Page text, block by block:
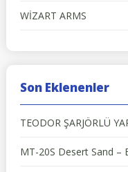
WİZART ARMS
Son Eklenenler
TEODOR ŞARJÖRLÜ
MT-20S Desert Sand –